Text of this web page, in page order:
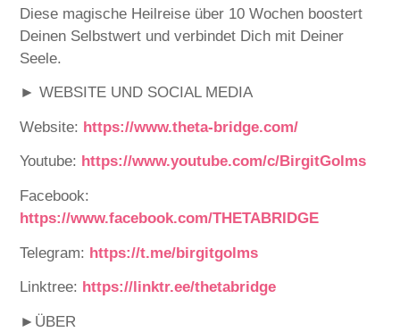
Diese magische Heilreise über 10 Wochen boostert
Deinen Selbstwert und verbindet Dich mit Deiner
Seele.
► WEBSITE UND SOCIAL MEDIA
Website: ⁠⁠⁠⁠⁠⁠⁠⁠⁠⁠⁠⁠⁠⁠⁠⁠⁠⁠⁠⁠⁠⁠⁠⁠⁠⁠⁠https://www.theta-bridge.com/⁠⁠⁠⁠⁠⁠⁠⁠⁠⁠⁠⁠⁠⁠⁠⁠⁠⁠⁠⁠⁠⁠⁠⁠⁠⁠⁠
Youtube: ⁠⁠⁠⁠⁠⁠⁠⁠⁠⁠⁠⁠⁠⁠⁠⁠⁠⁠⁠⁠⁠⁠⁠⁠⁠⁠⁠https://www.youtube.com/c/BirgitGolms⁠⁠⁠⁠⁠⁠⁠⁠⁠⁠⁠⁠⁠⁠⁠⁠⁠⁠⁠⁠⁠⁠⁠⁠⁠⁠⁠
Facebook:
⁠⁠⁠⁠⁠⁠⁠⁠⁠⁠⁠⁠⁠⁠⁠⁠⁠https://www.facebook.com/THETABRIDGE⁠⁠⁠⁠⁠⁠⁠⁠⁠⁠⁠⁠⁠⁠⁠⁠⁠
Telegram: https://t.me/birgitgolms⁠⁠⁠⁠⁠⁠⁠⁠⁠⁠⁠⁠⁠⁠⁠⁠
Linktree: ⁠⁠⁠⁠⁠⁠⁠⁠⁠⁠⁠⁠⁠⁠⁠⁠https://linktr.ee/thetabridge⁠⁠⁠⁠⁠⁠⁠⁠⁠⁠⁠⁠⁠⁠⁠⁠
►ÜBER